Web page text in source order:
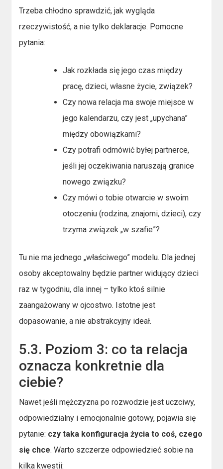
Trzeba chłodno sprawdzić, jak wygląda
rzeczywistość, a nie tylko deklaracje. Pomocne
pytania:
Jak rozkłada się jego czas między
pracę, dzieci, własne życie, związek?
Czy nowa relacja ma swoje miejsce w
jego kalendarzu, czy jest „upychana”
między obowiązkami?
Czy potrafi odmówić byłej partnerce,
jeśli jej oczekiwania naruszają granice
nowego związku?
Czy mówi o tobie otwarcie w swoim
otoczeniu (rodzina, znajomi, dzieci), czy
trzyma związek „w szafie”?
Tu nie ma jednego „właściwego” modelu. Dla jednej
osoby akceptowalny będzie partner widujący dzieci
raz w tygodniu, dla innej – tylko ktoś silnie
zaangażowany w ojcostwo. Istotne jest
dopasowanie, a nie abstrakcyjny ideał.
5.3. Poziom 3: co ta relacja
oznacza konkretnie dla
ciebie?
Nawet jeśli mężczyzna po rozwodzie jest uczciwy,
odpowiedzialny i emocjonalnie gotowy, pojawia się
pytanie: czy taka konfiguracja życia to coś, czego
się chce. Warto szczerze odpowiedzieć sobie na
kilka kwestii: